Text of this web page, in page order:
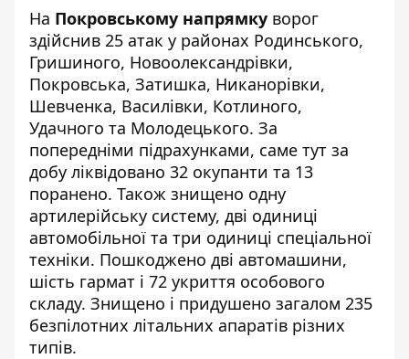
На Покровському напрямку ворог
здійснив 25 атак у районах Родинського,
Гришиного, Новоолександрівки,
Покровська, Затишка, Никанорівки,
Шевченка, Василівки, Котлиного,
Удачного та Молодецького. За
попередніми підрахунками, саме тут за
добу ліквідовано 32 окупанти та 13
поранено. Також знищено одну
артилерійську систему, дві одиниці
автомобільної та три одиниці спеціальної
техніки. Пошкоджено дві автомашини,
шість гармат і 72 укриття особового
складу. Знищено і придушено загалом 235
безпілотних літальних апаратів різних
типів.